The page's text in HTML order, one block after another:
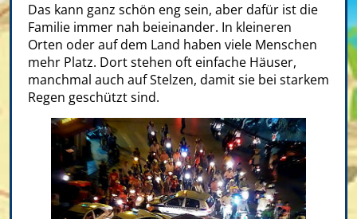
Das kann ganz schön eng sein, aber dafür ist die
Familie immer nah beieinander. In kleineren
Orten oder auf dem Land haben viele Menschen
mehr Platz. Dort stehen oft einfache Häuser,
manchmal auch auf Stelzen, damit sie bei starkem
Regen geschützt sind.